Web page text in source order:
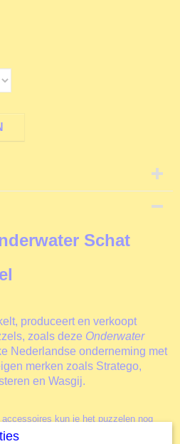
Schat
produceert en verkoopt
zoals deze Onderwater
Nederlandse onderneming met
merken zoals Stratego,
en Wasgij.
kun je het puzzelen nog
aan een puzzel werkt. Of je